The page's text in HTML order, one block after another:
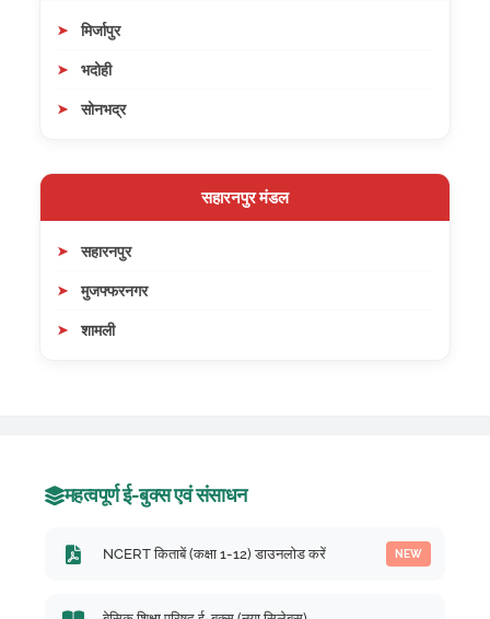
मिर्जापुर
भदोही
सोनभद्र
सहारनपुर मंडल
सहारनपुर
मुजफ्फरनगर
शामली
महत्वपूर्ण ई-बुक्स एवं संसाधन
NCERT किताबें (कक्षा 1-12) डाउनलोड करें NEW